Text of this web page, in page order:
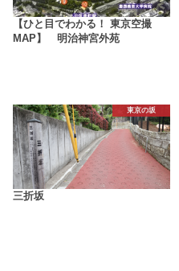
【ひと目でわかる！ 東京空撮
MAP】 明治神宮外苑
東京の坂
三折坂